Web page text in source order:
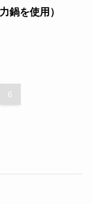
鍋を使用）
6